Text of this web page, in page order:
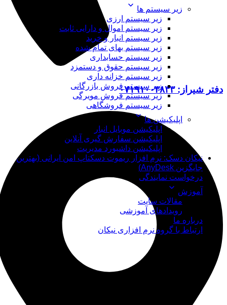
زیر سیستم ها
زیر سیستم ارزی
زیر سیستم اموال و دارایی ثابت
زیر سیستم انبار و خرید
زیر سیستم بهای تمام شده
زیر سیستم حسابداری
زیر سیستم حقوق و دستمزد
زیر سیستم خزانه داری
زیر سیستم فروش بازرگانی
زیر سیستم فروش مویرگی
زیر سیستم فروشگاهی
اپلیکیشن ها
اپلیکیشن موبایل انبار
اپلیکیشن سفارش گیری آنلاین
اپلیکیشن داشبورد مدیریت
نیکان دسک: نرم افزار ریموت دسکتاپ امن ایرانی (بهترین
جایگزین AnyDesk)
درخواست نمایندگی
آموزش
مقالات سایت
رویدادهای آموزشی
درباره ما
ارتباط با گروه نرم افزاری نیکان
دفتر شیراز: ۰۷۱۹۱۰۰۳۸۳۳